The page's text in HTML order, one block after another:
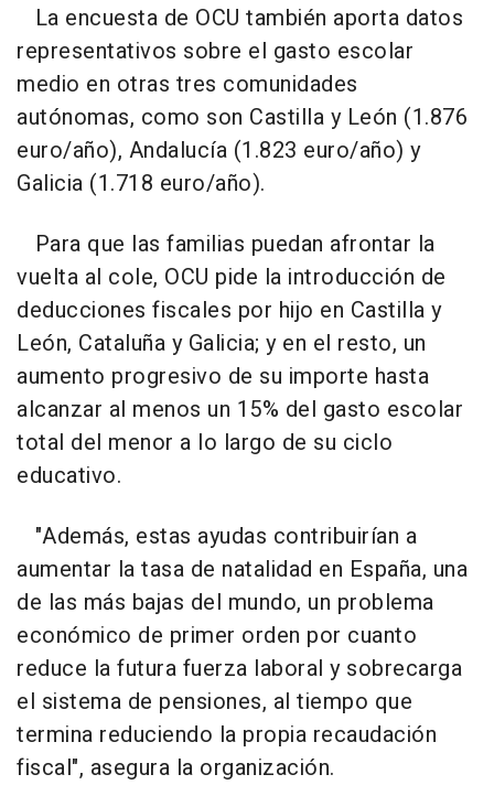
La encuesta de OCU también aporta datos
representativos sobre el gasto escolar
medio en otras tres comunidades
autónomas, como son Castilla y León (1.876
euro/año), Andalucía (1.823 euro/año) y
Galicia (1.718 euro/año).
Para que las familias puedan afrontar la
vuelta al cole, OCU pide la introducción de
deducciones fiscales por hijo en Castilla y
León, Cataluña y Galicia; y en el resto, un
aumento progresivo de su importe hasta
alcanzar al menos un 15% del gasto escolar
total del menor a lo largo de su ciclo
educativo.
"Además, estas ayudas contribuirían a
aumentar la tasa de natalidad en España, una
de las más bajas del mundo, un problema
económico de primer orden por cuanto
reduce la futura fuerza laboral y sobrecarga
el sistema de pensiones, al tiempo que
termina reduciendo la propia recaudación
fiscal", asegura la organización.